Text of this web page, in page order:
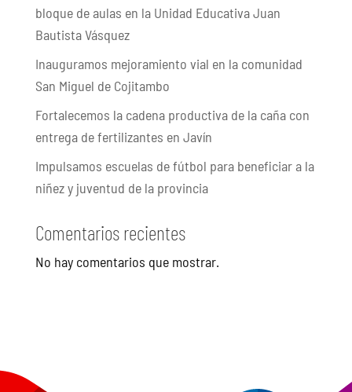
bloque de aulas en la Unidad Educativa Juan
Bautista Vásquez
Inauguramos mejoramiento vial en la comunidad
San Miguel de Cojitambo
Fortalecemos la cadena productiva de la caña con
entrega de fertilizantes en Javín
Impulsamos escuelas de fútbol para beneficiar a la
niñez y juventud de la provincia
Comentarios recientes
No hay comentarios que mostrar.